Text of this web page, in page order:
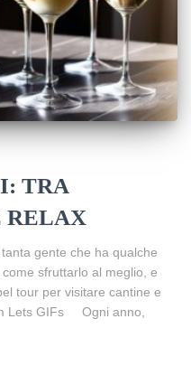
TRA
RELAX
tanta gente che ha qualche
sfruttarlo al meglio, e
tour per visitare cantine e
Lets GIFs Ogni anno,